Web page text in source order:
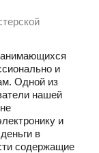
и
Одной из
нашей
и
в
содержащие